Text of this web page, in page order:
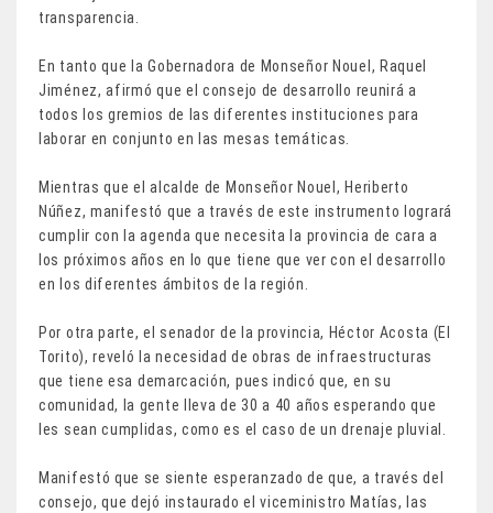
transparencia.
En tanto que la Gobernadora de Monseñor Nouel, Raquel
Jiménez, afirmó que el consejo de desarrollo reunirá a
todos los gremios de las diferentes instituciones para
laborar en conjunto en las mesas temáticas.
Mientras que el alcalde de Monseñor Nouel, Heriberto
Núñez, manifestó que a través de este instrumento logrará
cumplir con la agenda que necesita la provincia de cara a
los próximos años en lo que tiene que ver con el desarrollo
en los diferentes ámbitos de la región.
Por otra parte, el senador de la provincia, Héctor Acosta (El
Torito), reveló la necesidad de obras de infraestructuras
que tiene esa demarcación, pues indicó que, en su
comunidad, la gente lleva de 30 a 40 años esperando que
les sean cumplidas, como es el caso de un drenaje pluvial.
Manifestó que se siente esperanzado de que, a través del
consejo, que dejó instaurado el viceministro Matías, las